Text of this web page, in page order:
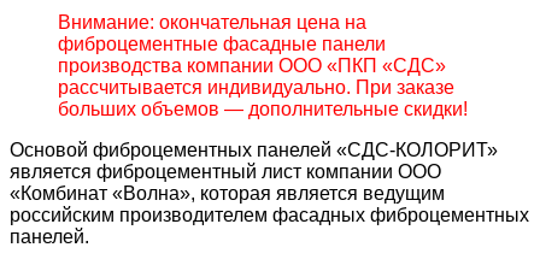
Внимание: окончательная цена на
фиброцементные фасадные панели
производства компании ООО «ПКП «СДС»
рассчитывается индивидуально. При заказе
больших объемов — дополнительные скидки!
Основой фиброцементных панелей «СДС-КОЛОРИТ»
является фиброцементный лист компании ООО
«Комбинат «Волна», которая является ведущим
российским производителем фасадных фиброцементных
панелей.